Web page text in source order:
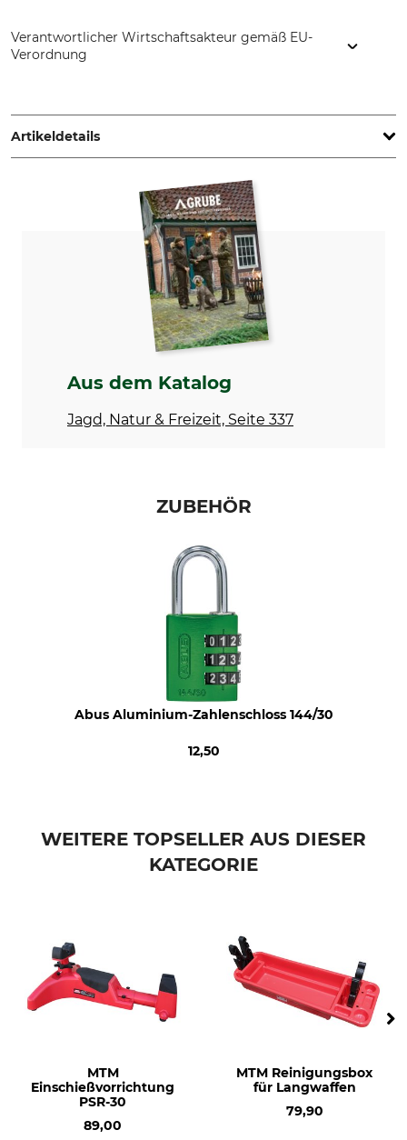
Verantwortlicher Wirtschaftsakteur gemäß EU-
Verordnung
Mellrichstadt, Germany, www.helmuthofmann.de
Artikeldetails
Produkttyp
Munitionsbox
Modellbezeichnung
Herstellung
Made in USA
Aus dem Katalog
Jagd, Natur & Freizeit, Seite 337
ZUBEHÖR
Abus Aluminium-Zahlenschloss 144/30
12,50
WEITERE TOPSELLER AUS DIESER
KATEGORIE
MTM
Einschießvorrichtung
PSR-30
89,00
MTM Reinigungsbox
für Langwaffen
79,90